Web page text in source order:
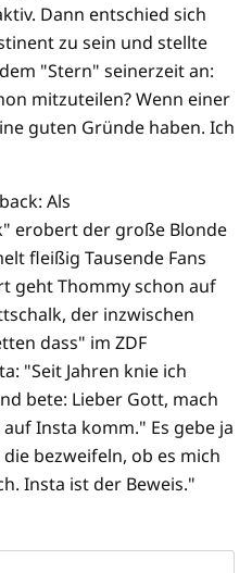
Dann entschied sich
zu sein und stellte
"Stern" seinerzeit an:
mitzuteilen? Wenn einer
guten Gründe haben. Ich
Als
erobert der große Blonde
fleißig Tausende Fans
geht Thommy schon auf
der inzwischen
dass" im ZDF
"Seit Jahren knie ich
bete: Lieber Gott, mach
Insta komm." Es gebe ja
bezweifeln, ob es mich
Insta ist der Beweis."